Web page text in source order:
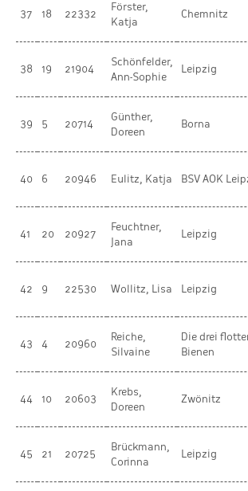
37 18 22332
Förster,
Katja
Chemnitz
38 19 21904
Schönfelder,
Ann-Sophie
Leipzig
39 5 20714
Günther,
Doreen
Borna
40 6 20946 Eulitz, Katja BSV AOK
41 20 20927
Feuchtner,
Jana
Leipzig
42 9 22530 Wollitz, Lisa Leipzig
43 4 20960
Reiche,
Silvaine
Die drei
Bienen
44 10 20603
Krebs,
Doreen
Zwönitz
45 21 20725
Brückmann,
Corinna
Leipzig